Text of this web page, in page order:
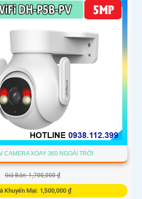
CAMERA XOAY 360 NGOÀI TRỜI
Giá Bán: 1,700,000 ₫
Khuyến Mại: 1,500,000 ₫